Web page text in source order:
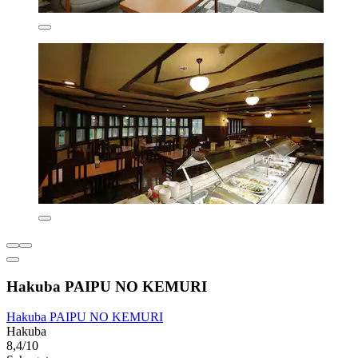
Hakuba PAIPU NO KEMURI
Hakuba PAIPU NO KEMURI
Hakuba
8,4/10